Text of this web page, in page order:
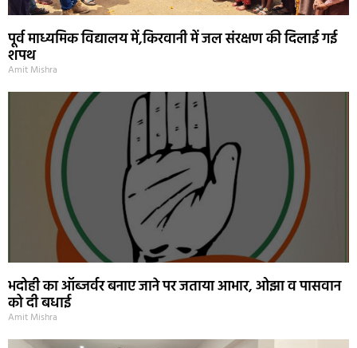
पूर्व माध्यमिक विद्यालय में,किरवानी में जल संरक्षण की दिलाई गई
शपथ
Amit Mishra
भदोही का ऑब्जर्वर बनाए जाने पर जताया आभार, ओझा व पासवान
को दी बधाई
Amit Mishra